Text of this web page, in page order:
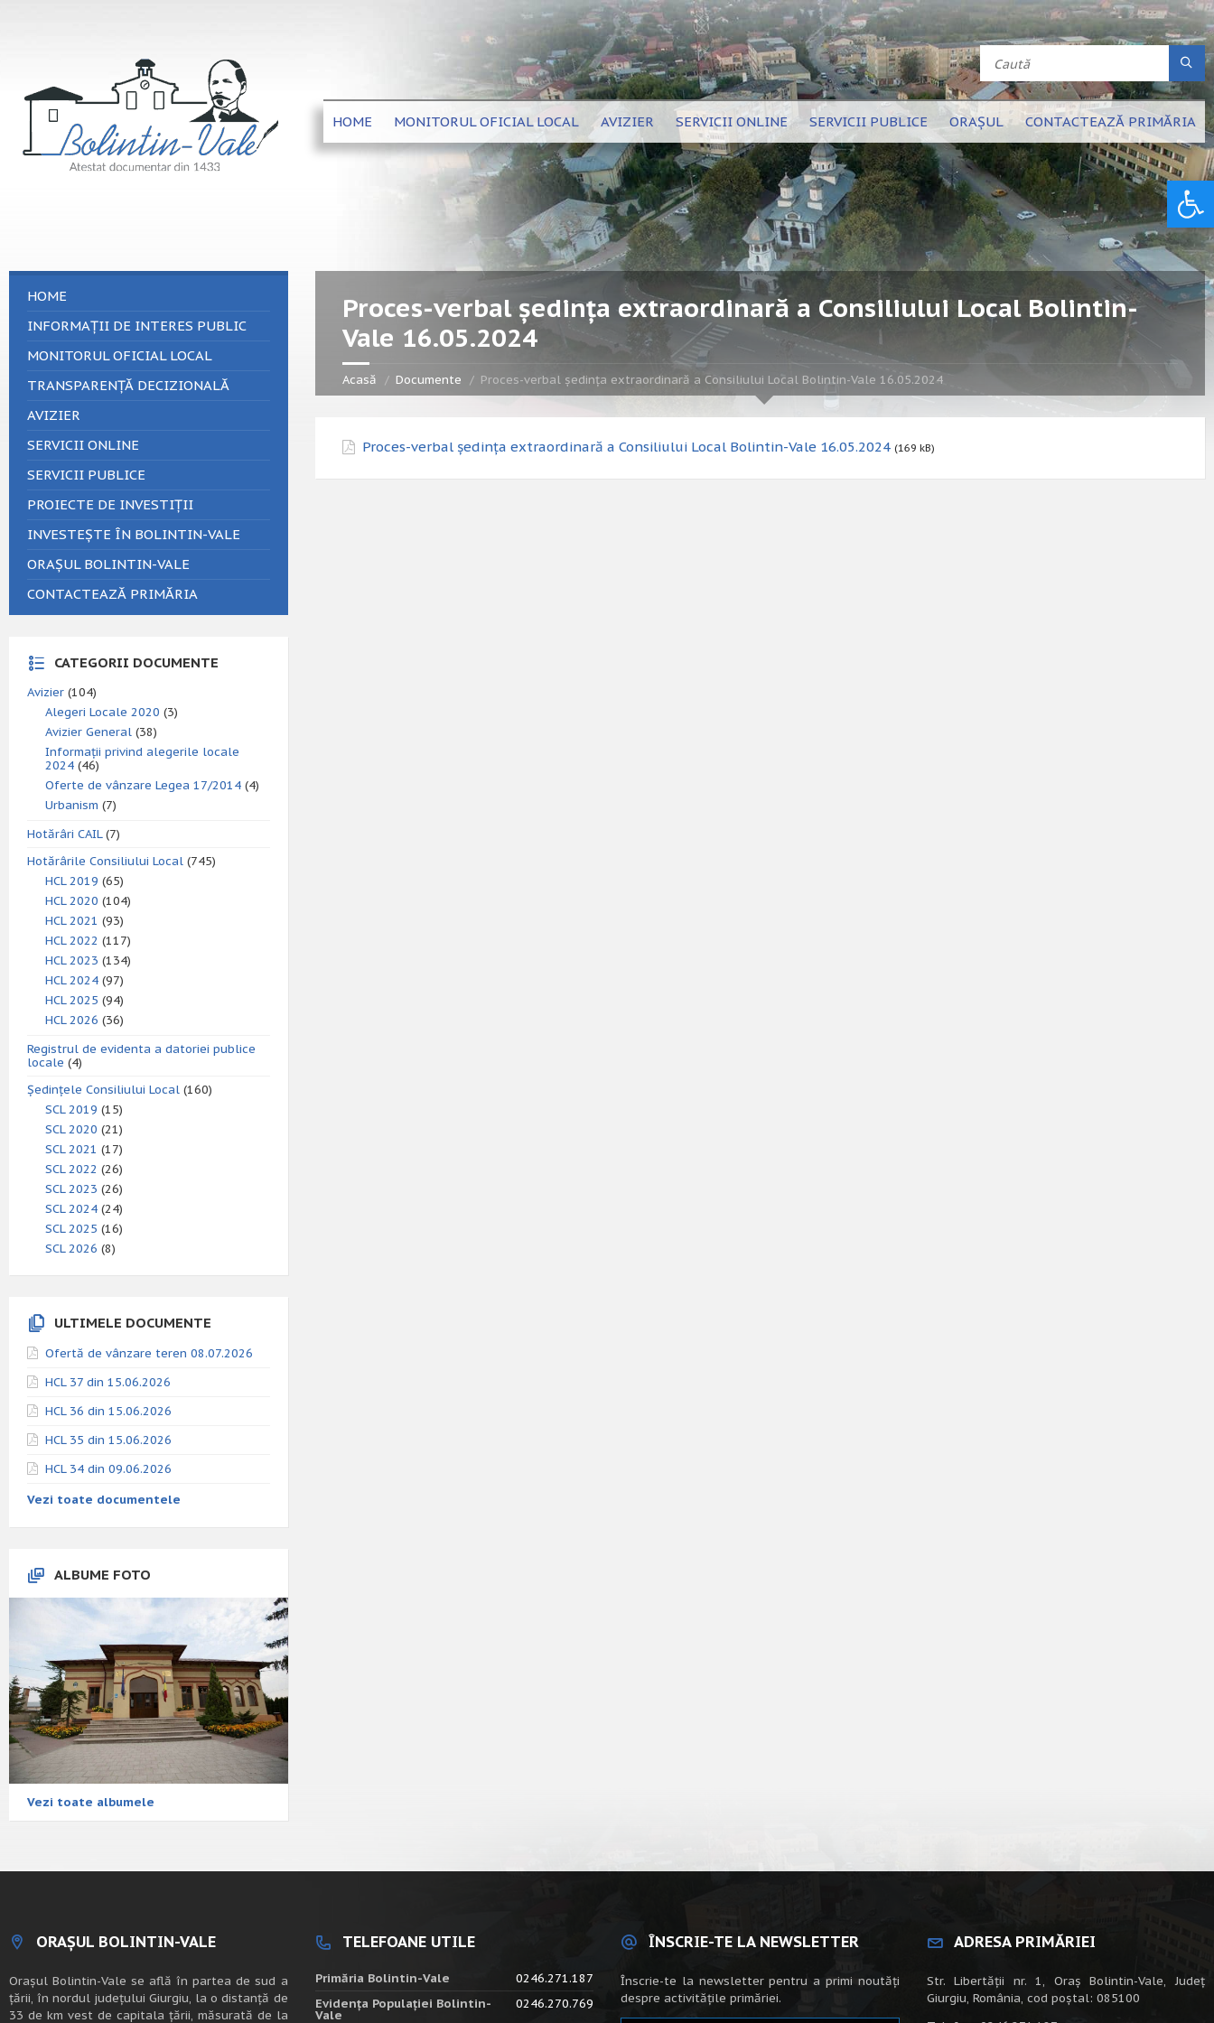
HOME MONITORUL OFICIAL LOCAL AVIZIER SERVICII ONLINE SERVICII PUBLICE ORAȘUL CONTACTEAZĂ PRIMĂRIA
Proces-verbal ședința extraordinară a Consiliului Local Bolintin-
Vale 16.05.2024
Acasă Documente Proces-verbal ședința extraordinară a Consiliului Local Bolintin-Vale 16.05.2024
Proces-verbal ședința extraordinară a Consiliului Local Bolintin-Vale 16.05.2024 (169 kB)
HOME
INFORMAȚII DE INTERES PUBLIC
MONITORUL OFICIAL LOCAL
TRANSPARENȚĂ DECIZIONALĂ
AVIZIER
SERVICII ONLINE
SERVICII PUBLICE
PROIECTE DE INVESTIȚII
INVESTEȘTE ÎN BOLINTIN-VALE
ORAȘUL BOLINTIN-VALE
CONTACTEAZĂ PRIMĂRIA
CATEGORII DOCUMENTE
Avizier (104)
Alegeri Locale 2020 (3)
Avizier General (38)
Informații privind alegerile locale
2024 (46)
Oferte de vânzare Legea 17/2014 (4)
Urbanism (7)
Hotărâri CAIL(7)
Hotărârile Consiliului Local (745)
HCL 2019 (65)
HCL 2020 (104)
HCL 2021 (93)
HCL 2022 (117)
HCL 2023 (134)
HCL 2024 (97)
HCL 2025 (94)
HCL 2026 (36)
Registrul de evidenta a datoriei publice
locale (4)
Ședințele Consiliului Local (160)
SCL 2019 (15)
SCL 2020 (21)
SCL 2021 (17)
SCL 2022 (26)
SCL 2023 (26)
SCL 2024 (24)
SCL 2025 (16)
SCL 2026 (8)
ULTIMELE DOCUMENTE
Ofertă de vânzare teren 08.07.2026
HCL 37 din 15.06.2026
HCL 36 din 15.06.2026
HCL 35 din 15.06.2026
HCL 34 din 09.06.2026
Vezi toate documentele
ALBUME FOTO
Vezi toate albumele
ORAȘUL BOLINTIN-VALE
Oraşul Bolintin-Vale se află în partea de sud a
ţării, în nordul judeţului Giurgiu, la o distanţă de
33 de km vest de capitala țării, măsurată de la
TELEFOANE UTILE
Primăria Bolintin-Vale
0246.271.187
Evidența Populației Bolintin-
Vale
0246.270.769
ÎNSCRIE-TE LA NEWSLETTER
Înscrie-te la newsletter pentru a primi noutăți
despre activitățile primăriei.
ADRESA PRIMĂRIEI
Str. Libertății nr. 1, Oraș Bolintin-Vale, Județ
Giurgiu, România, cod poștal: 085100
Deschide bara de unelte